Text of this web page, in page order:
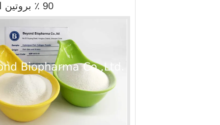
90 ٪ بروتين الكولاجين البحرية مسحوق جيد الذوبان في المياه المتاحة